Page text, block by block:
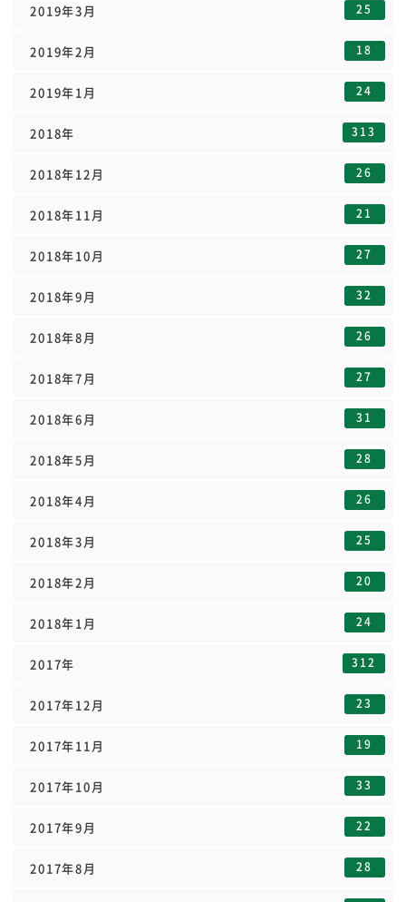
2019年3月 25
2019年2月 18
2019年1月 24
2018年 313
2018年12月 26
2018年11月 21
2018年10月 27
2018年9月 32
2018年8月 26
2018年7月 27
2018年6月 31
2018年5月 28
2018年4月 26
2018年3月 25
2018年2月 20
2018年1月 24
2017年 312
2017年12月 23
2017年11月 19
2017年10月 33
2017年9月 22
2017年8月 28